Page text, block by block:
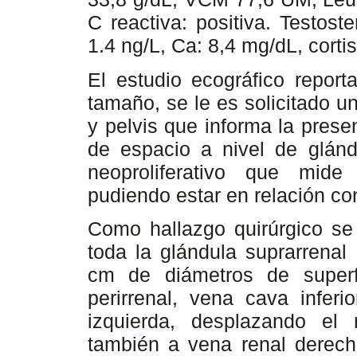
C reactiva: positiva.
1.4 ng/L, Ca: 8,4 mg/dL,
El estudio ecográfico
tamaño, se le es solicitado
y pelvis que informa la
de espacio a nivel de
neoproliferativo que
pudiendo estar en relación
Como hallazgo quirúrgico
toda la glándula
cm de diámetros de
perirrenal, vena cava
izquierda, desplazando
también a vena renal